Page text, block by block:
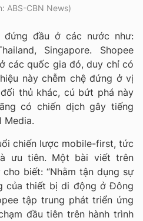
ABS-CBN News)
đứng đầu ở các nước như:
Singapore. Shopee
các quốc gia đó, duy chỉ có
này chễm chệ đứng ở vị
thủ khác, cú bứt phá này
có chiến dịch gây tiếng
Media.
chiến lược mobile-first, tức
ưu tiên. Một bài viết trên
biết: “Nhằm tận dụng sự
của thiết bị di động ở Đông
tập trung phát triển ứng
đầu tiên trên hành trình